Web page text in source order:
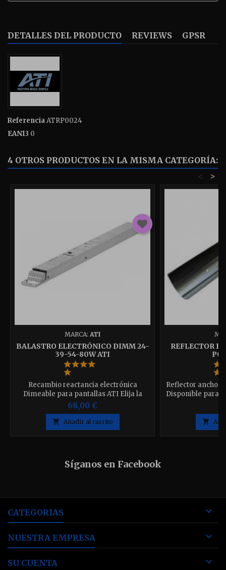
DETALLES DEL PRODUCTO REVIEWS GPSR
ReferenciaATRP0024
EAN13 0
4 OTROS PRODUCTOS EN LA MISMA CATEGORÍA:
>
<
MARCA: ATI
BALASTRO ELECTRÓNICO DIMM 24-
39-54-80W ATI
Recambio reactancia electrónica
Dimeable para pantallas ATI Elija la
potencias deseada 24, 39, 54 y 80 w.
68,00 €
 Añadir al carrito
REFLECTOR
Reflector ancho
Disponible para

Síganos en Facebook
CATEGORIAS 
NUESTRA EMPRESA 
SU CUENTA 